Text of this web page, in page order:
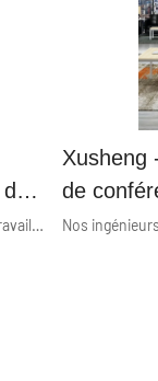
Outre la sagesse des employés intelligents et travailleurs, l'utilisation de technologies haut de gamme joue également un rôle important dans le processus de fabrication de la table de réunion de mobilier de bureau moderne haut de gamme. Le produit est orienté vers le(s) domaine(s) des tables de conférence.
Xusheng
de
10